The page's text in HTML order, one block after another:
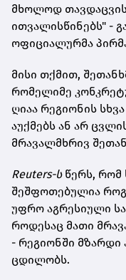
მხოლოდ
ითვალისწინებს" -
ოფიციალურმა
მისი თქმით,
რომელიმე
ღიაა რეგიონის
აუქმებს ან არ
მრავალმხრივ
Reuters-სწერს, რომ
შეშფოთებულია
უფრო აგრესიული
როდესაც მათი
- რეგიონში მზარდი
ცდილობს.